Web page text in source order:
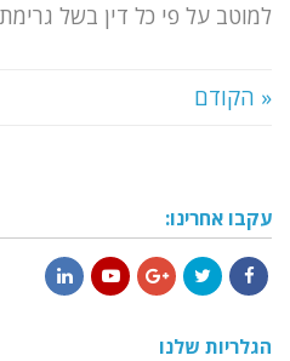
למוטב על פי כל דין בשל גרימת
« הקודם
עקבו אחרינו:
הגלריות שלנו